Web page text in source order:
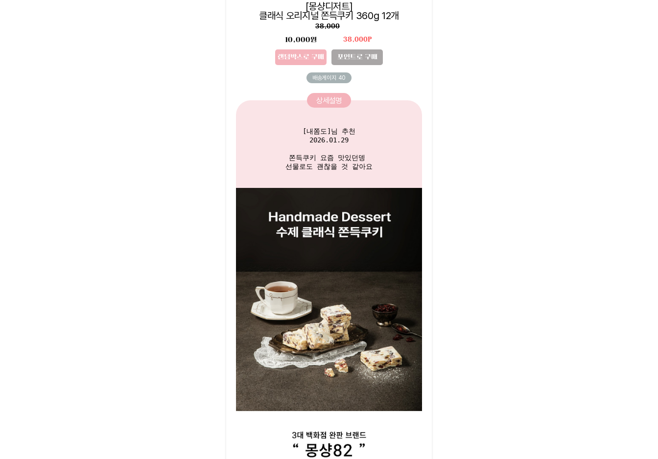
[몽샹디저트]
클래식 오리지널 쫀득쿠키 360g 12개
38,000
10,000원
랜덤박스로 구매
38,000P
포인트로 구매
배송게이지 40
상세설명
[내쫌도]님 추천
2026.01.29
쫀득쿠키 요즘 맛있던뎅
선물로도 괜찮을 것 같아요